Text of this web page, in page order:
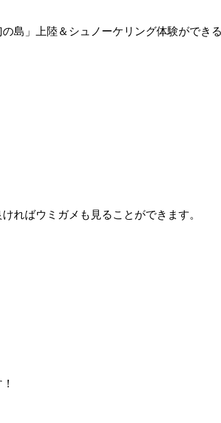
島」上陸＆シュノーケリング体験ができ
ればウミガメも見ることができます。